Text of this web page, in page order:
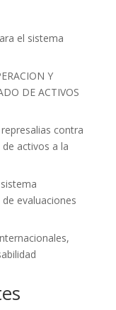
el sistema
Y
DE ACTIVOS
contra
activos a la
evaluaciones